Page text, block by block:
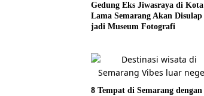
Gedung Eks Jiwasraya di Kota
Lama Semarang Akan Disulap
jadi Museum Fotografi
8 Tempat di Semarang dengan